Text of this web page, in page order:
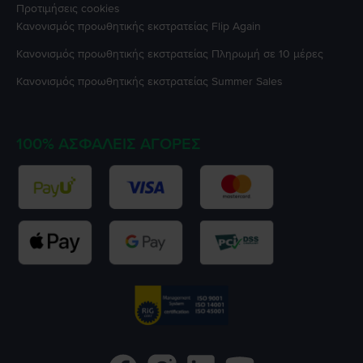
Προτιμήσεις cookies
Κανονισμός προωθητικής εκστρατείας Flip Again
Κανονισμός προωθητικής εκστρατείας Πληρωμή σε 10 μέρες
Κανονισμός προωθητικής εκστρατείας Summer Sales
100% ΑΣΦΑΛΕΊΣ ΑΓΟΡΈΣ